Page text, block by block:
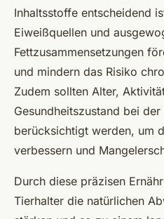
Inhaltsstoffe entscheidend
Eiweißquellen und
Fettzusammensetzungen
und mindern das Risiko
Zudem sollten Alter,
Gesundheitszustand bei
berücksichtigt werden, um
verbessern und
Durch diese präzisen
Tierhalter die natürlichen